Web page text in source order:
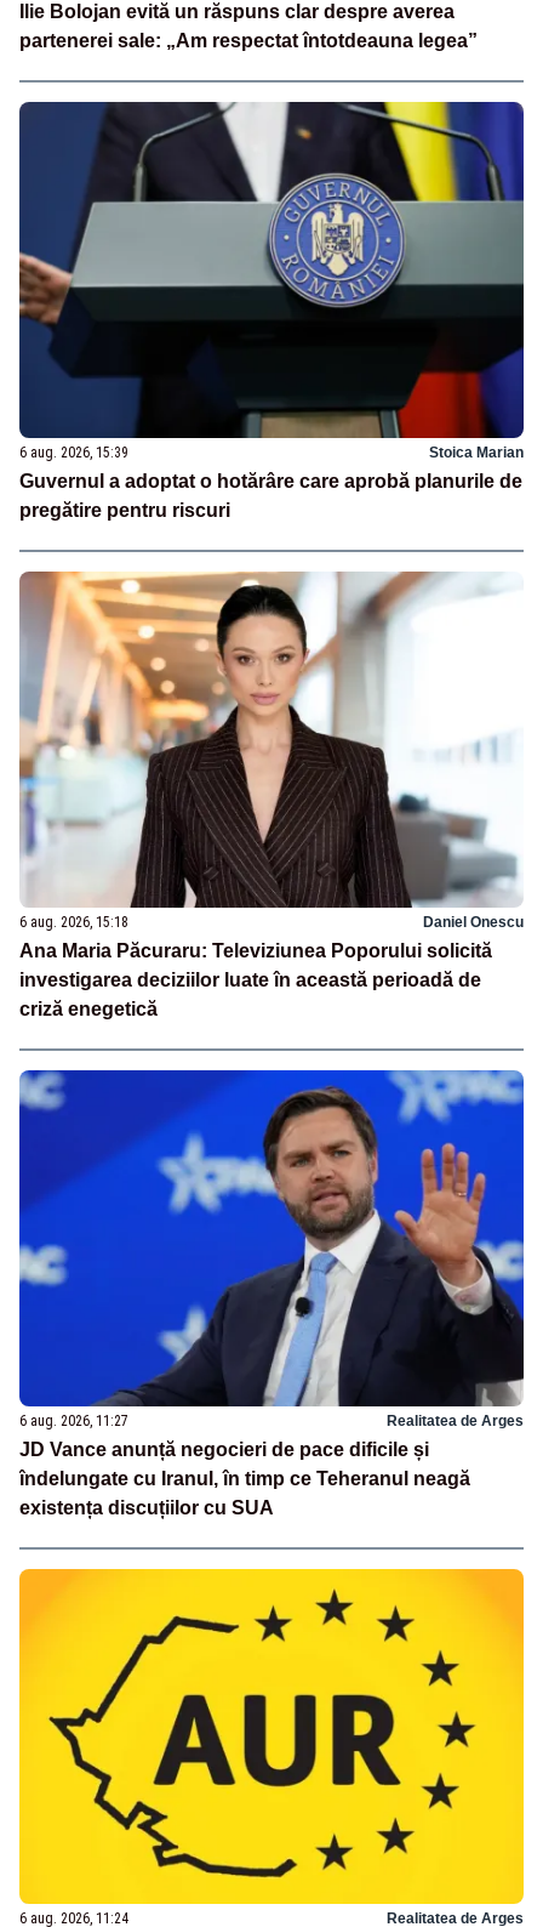
Ilie Bolojan evită un răspuns clar despre averea
partenerei sale: „Am respectat întotdeauna legea”
6 aug. 2026, 15:39 Stoica Marian
Guvernul a adoptat o hotărâre care aprobă planurile de
pregătire pentru riscuri
6 aug. 2026, 15:18 Daniel Onescu
Ana Maria Păcuraru: Televiziunea Poporului solicită
investigarea deciziilor luate în această perioadă de
criză enegetică
6 aug. 2026, 11:27 Realitatea de Arges
JD Vance anunță negocieri de pace dificile și
îndelungate cu Iranul, în timp ce Teheranul neagă
existența discuțiilor cu SUA
6 aug. 2026, 11:24 Realitatea de Arges